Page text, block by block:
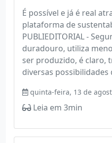
É possível e já é real
plataforma de
PUBLIEDITORIAL -
duradouro, utiliza
ser produzido, é claro,
diversas possibilidades
quinta-feira, 13 de
Leia em 3min